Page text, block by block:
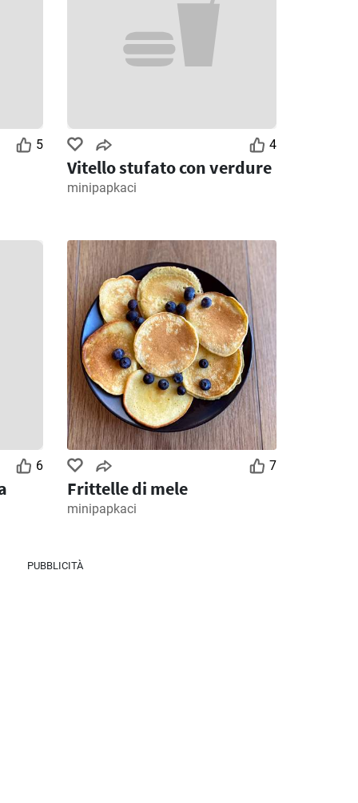
Giorni rimanenti: 4
MD Discount volantino
28/07/2026 - 09/08/2026
Giorni rimanenti: 7
Ipercoop volantino
30/07/2026 - 12/08/2026
5 4
Vitello stufato con verdure
minipapkaci
6 7
Frittelle di mele
minipapkaci
PUBBLICITÀ